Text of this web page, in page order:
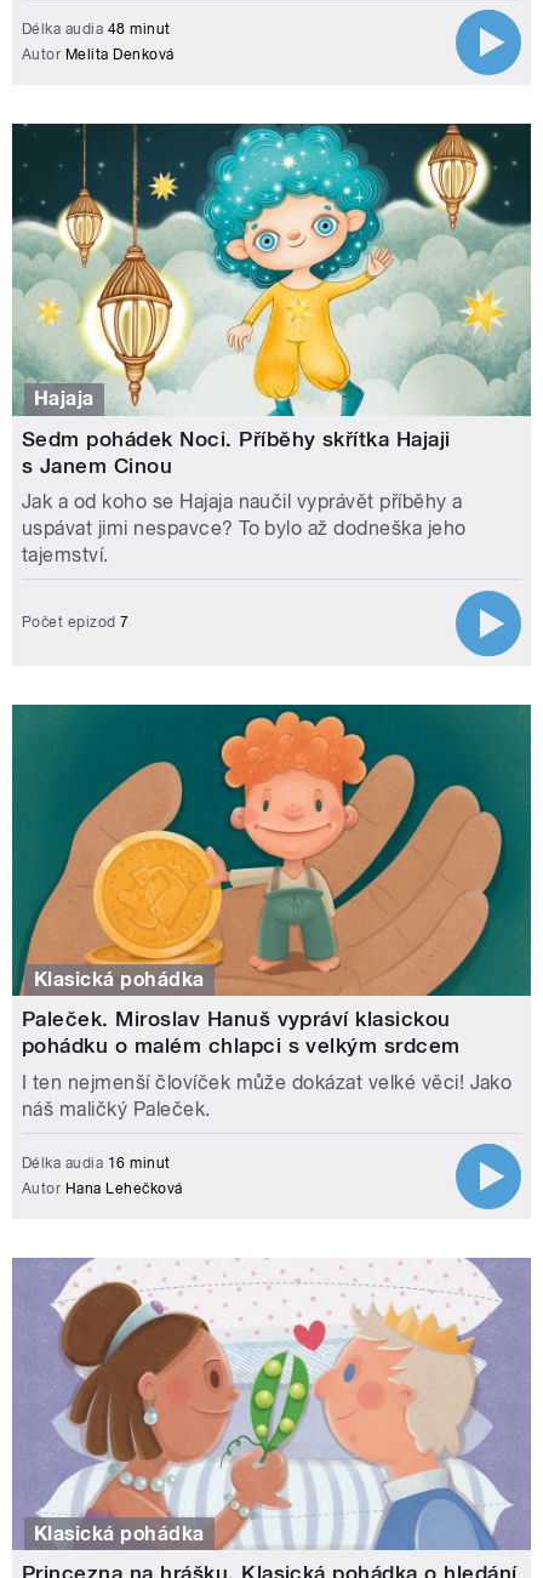
Délka audia 48 minut
Autor Melita Denková
Hajaja
Sedm pohádek Noci. Příběhy skřítka Hajaji
s Janem Cinou
Jak a od koho se Hajaja naučil vyprávět příběhy a
uspávat jimi nespavce? To bylo až dodneška jeho
tajemství.
Počet epizod 7
Klasická pohádka
Paleček. Miroslav Hanuš vypráví klasickou
pohádku o malém chlapci s velkým srdcem
I ten nejmenší človíček může dokázat velké věci! Jako
náš maličký Paleček.
Délka audia 16 minut
Autor Hana Lehečková
Klasická pohádka
Princezna na hrášku. Klasická pohádka o hledání